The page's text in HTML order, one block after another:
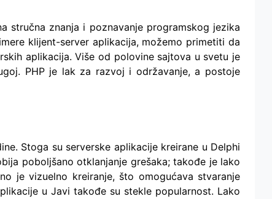
stručna znanja i poznavanje programskog jezika
klijent-server aplikacija, možemo primetiti da
aplikacija. Više od polovine sajtova u svetu je
PHP je lak za razvoj i održavanje, a postoje
Stoga su serverske aplikacije kreirane u Delphi
poboljšano otklanjanje grešaka; takođe je lako
je vizuelno kreiranje, što omogućava stvaranje
u Javi takođe su stekle popularnost. Lako